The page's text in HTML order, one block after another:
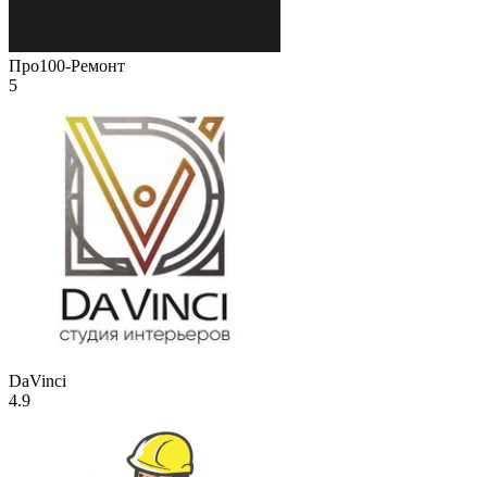
Про100-Ремонт
5
DaVinci
4.9